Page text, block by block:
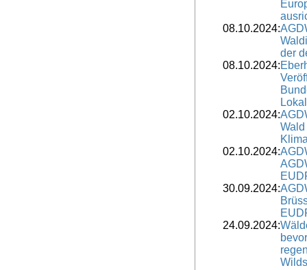
08.10.2024:
der
08.10.2024:
02.10.2024:
02.10.2024:
30.09.2024:
24.09.2024: